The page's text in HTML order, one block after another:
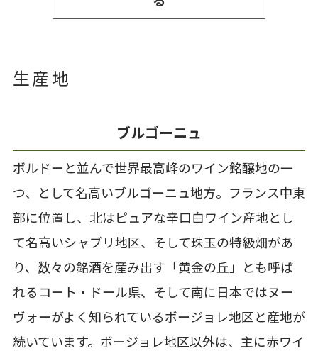
生産地
ブルゴーニュ
ボルドーと並んで世界最高峰のワイン銘醸地の一
つ、として名高いブルゴーニュ地方。フランス中東
部に位置し、北はピュアな辛口白ワイン産地とし
て名高いシャブリ地区、そして珠玉の特級畑があ
り、数々の銘酒を産み出す「黄金の丘」とも呼ば
れるコート・ドール県、そして南に日本ではヌー
ヴォーがよく知られているボージョレ地区と産地が
続いています。ボージョレ地区以外は、主に赤ワイ